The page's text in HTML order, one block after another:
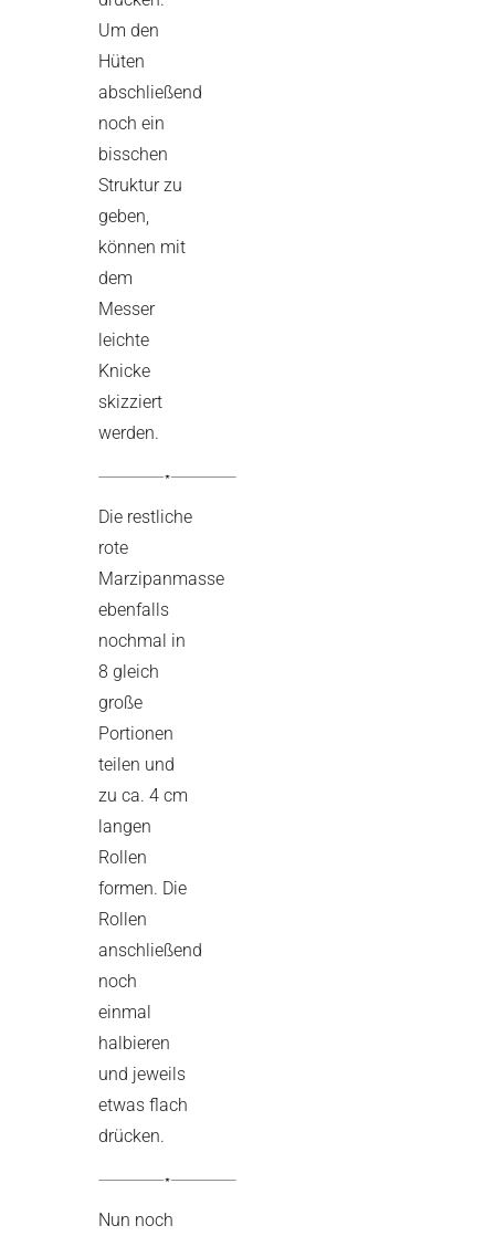
Um den
Hüten
abschließend
noch ein
bisschen
Struktur zu
geben,
können mit
dem
Messer
leichte
Knicke
skizziert
werden.
Die restliche
rote
Marzipanmasse
ebenfalls
nochmal in
8 gleich
große
Portionen
teilen und
zu ca. 4 cm
langen
Rollen
formen. Die
Rollen
anschließend
noch
einmal
halbieren
und jeweils
etwas flach
drücken.
Nun noch